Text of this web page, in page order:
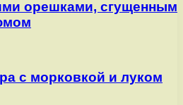
орешками, сгущенным
с морковкой и луком